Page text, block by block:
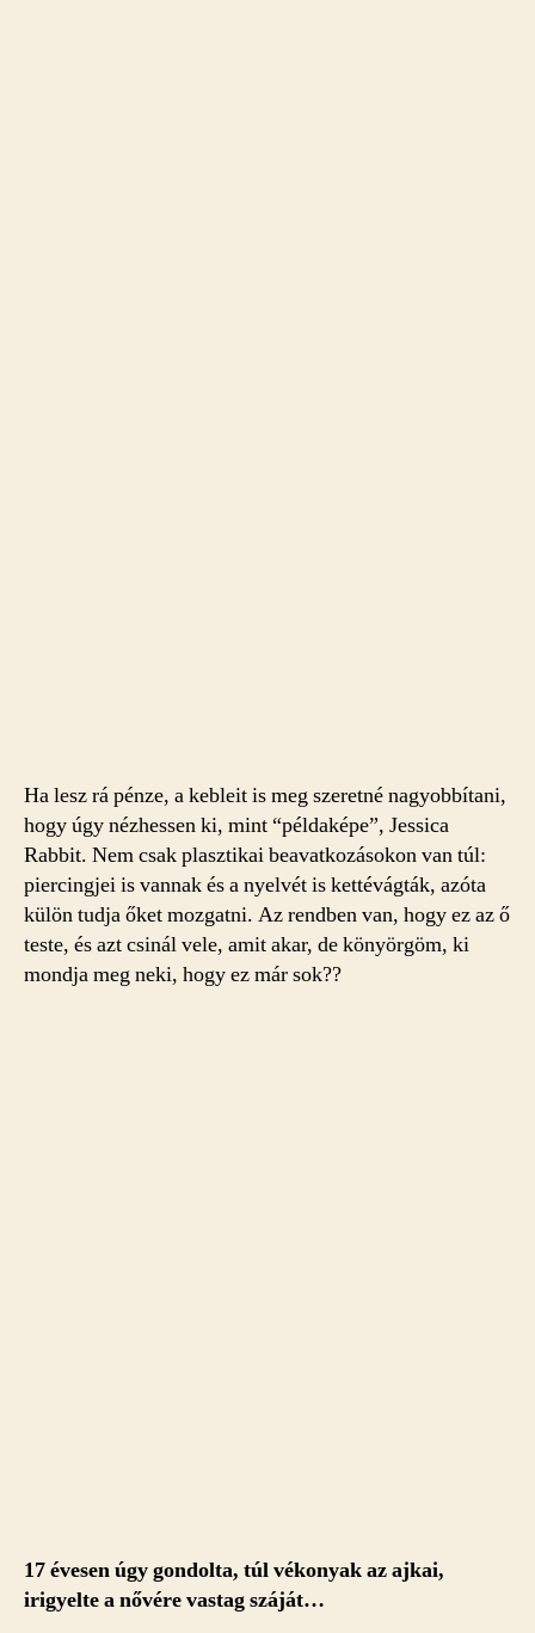
Ha lesz rá pénze, a kebleit is meg szeretné nagyobbítani,
hogy úgy nézhessen ki, mint “példaképe”, Jessica
Rabbit. Nem csak plasztikai beavatkozásokon van túl:
piercingjei is vannak és a nyelvét is kettévágták, azóta
külön tudja őket mozgatni. Az rendben van, hogy ez az ő
teste, és azt csinál vele, amit akar, de könyörgöm, ki
mondja meg neki, hogy ez már sok??
17 évesen úgy gondolta, túl vékonyak az ajkai,
irigyelte a nővére vastag száját…